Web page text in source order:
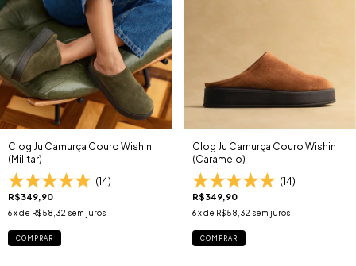
Clog Ju Camurça Couro Wishin
(Militar)
(14)
R$349,90
6x de R$58,32 sem juros
COMPRAR
Clog Ju Camurça Couro Wishin
(Caramelo)
(14)
R$349,90
6 x de R$58,32 sem juros
COMPRAR